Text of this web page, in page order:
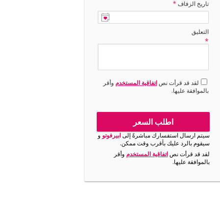
تاريخ الزفاف *
التعليق
*
لقد قد قرأت نصاتفاقية المستخدم وأقر
بالموافقة عليها.
اطلب السعر
سيتم ارسال استفسارك مباشرةً إلىابيرفوتو و
سيقوم بالرد عليك بأقرب وقت ممكن.
لقد قد قرأت نصاتفاقية المستخدم وأقر
بالموافقة عليها.